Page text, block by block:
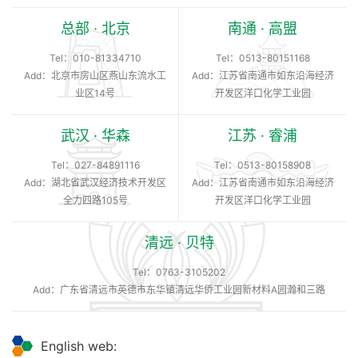
总部 · 北京
Tel： 010-81334710
Add：北京市房山区燕山东流水工
业区14号
南通 · 高盟
Tel： 0513-80151168
Add：江苏省南通市如东沿海经济
开发区洋口化学工业园
武汉 · 华森
Tel： 027-84891116
Add：湖北省武汉经济技术开发区
全力四路105号
江苏 · 睿浦
Tel： 0513-80158908
Add：江苏省南通市如东沿海经济
开发区洋口化学工业园
清远 · 贝特
Tel： 0763-3105202
Add：广东省清远市英德市东华镇清远华侨工业园新材料A园瀚和三路
English web: